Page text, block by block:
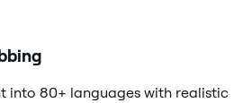
into 80+ languages with realistic